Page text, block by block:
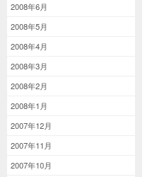
2008年6月
2008年5月
2008年4月
2008年3月
2008年2月
2008年1月
2007年12月
2007年11月
2007年10月